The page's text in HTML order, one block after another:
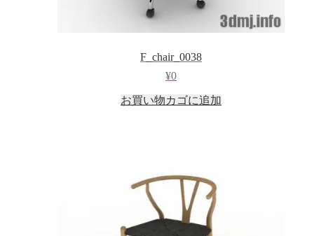
F_chair_0038
¥0
お買い物カゴに追加